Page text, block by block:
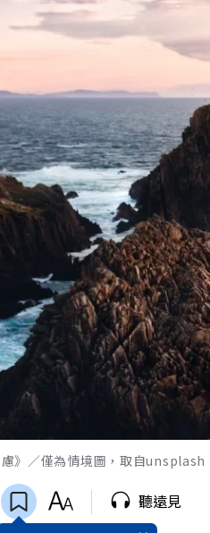
慮》／僅為情境圖，取自unsplash
聽遠見